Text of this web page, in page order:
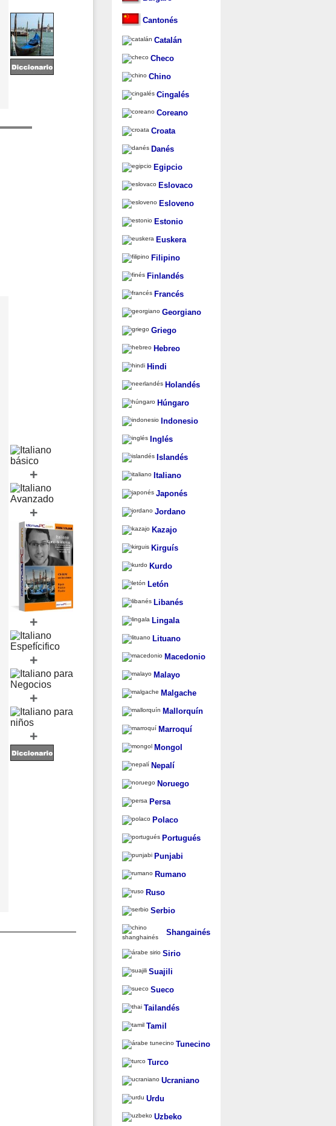
+
+
+
+
+
+
Cantonés
Catalán
Checo
Chino
Cingalés
Coreano
Croata
Danés
Egipcio
Eslovaco
Esloveno
Estonio
Euskera
Filipino
Finlandés
Francés
Georgiano
Griego
Hebreo
Hindi
Holandés
Húngaro
Indonesio
Inglés
Islandés
Italiano
Japonés
Jordano
Kazajo
Kirguís
Kurdo
Letón
Libanés
Lingala
Lituano
Macedonio
Malayo
Malgache
Mallorquín
Marroquí
Mongol
Nepalí
Noruego
Persa
Polaco
Portugués
Punjabi
Rumano
Ruso
Serbio
Shangainés
Sirio
Suajili
Sueco
Tailandés
Tamil
Tunecino
Turco
Ucraniano
Urdu
Uzbeko